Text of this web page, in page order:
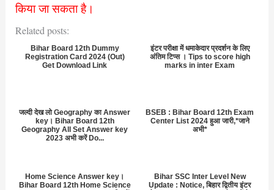
किया जा सकता है।
Related posts:
Bihar Board 12th Dummy
Registration Card 2024 (Out)
Get Download Link
इंटर परीक्षा में धमाकेदार प्रदर्शन के लिए
अंतिम टिप्स । Tips to score high
marks in inter Exam
जल्दी देख लो Geography का Answer
key। Bihar Board 12th
Geography All Set Answer key
2023 अभी करें Do...
BSEB : Bihar Board 12th Exam
Center List 2024 हुआ जारी,*जाने
अभी*
Home Science Answer key।
Bihar Board 12th Home Science
Bihar SSC Inter Level New
Update : Notice, बिहार द्वितीय इंटर